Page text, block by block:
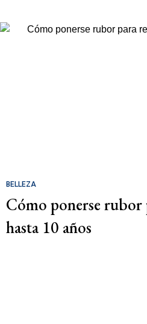
BELLEZA
Cómo ponerse rubor
hasta 10 años